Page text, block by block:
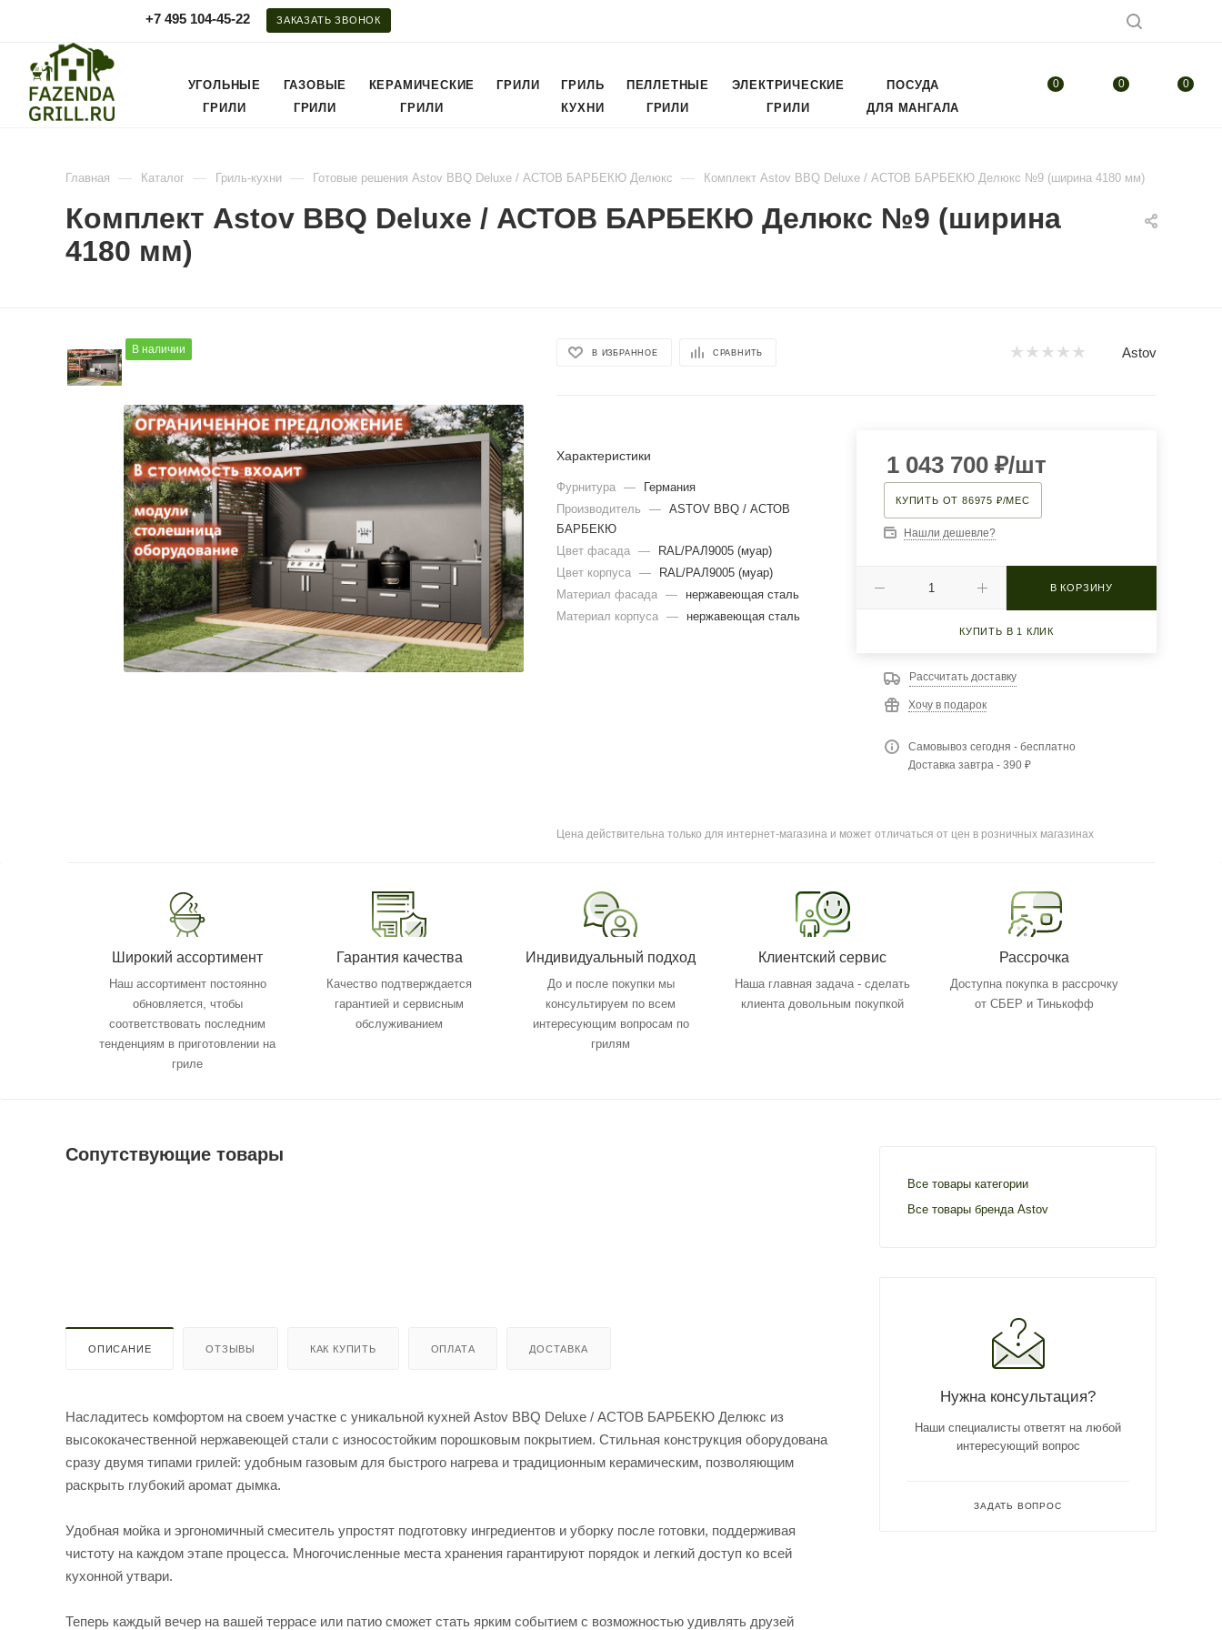
+7 495 104-45-22 ЗАКАЗАТЬ ЗВОНОК
0 0 0
УГОЛЬНЫЕ
ГРИЛИ
ГАЗОВЫЕ
ГРИЛИ
КЕРАМИЧЕСКИЕ
ГРИЛИ
ГРИЛИ
ГРИЛЬ
КУХНИ
ПЕЛЛЕТНЫЕ
ГРИЛИ
ЭЛЕКТРИЧЕСКИЕ
ГРИЛИ
ПОСУДА
ДЛЯ МАНГАЛА
Главная — Каталог — Гриль-кухни — Готовые решения Astov BBQ Deluxe / АСТОВ БАРБЕКЮ Делюкс — Комплект Astov BBQ Deluxe / АСТОВ БАРБЕКЮ Делюкс №9 (ширина 4180 мм)
Комплект Astov BBQ Deluxe / АСТОВ БАРБЕКЮ Делюкс №9 (ширина
4180 мм)
В наличии В ИЗБРАННОЕ СРАВНИТЬ Astov
Характеристики
Фурнитура —
Германия
Производитель
— ASTOV BBQ / АСТОВ
БАРБЕКЮ
Цвет фасада —
RAL/РАЛ9005 (муар)
Цвет корпуса —
RAL/РАЛ9005 (муар)
Материал фасада —
нержавеющая сталь
Материал корпуса — нержавеющая сталь
1 043 700 ₽/шт
КУПИТЬ ОТ 86975 ₽/МЕС
Нашли дешевле?
В КОРЗИНУ
КУПИТЬ В 1 КЛИК
Рассчитать доставку
Хочу в подарок
Самовывоз сегодня - бесплатно
Доставка завтра - 390 ₽
Цена действительна только для интернет-магазина и может отличаться от цен в розничных магазинах
Широкий ассортимент
Наш ассортимент постоянно
обновляется, чтобы
соответствовать последним
тенденциям в приготовлении на
гриле
Гарантия качества
Качество подтверждается
гарантией и сервисным
обслуживанием
Индивидуальный подход
До и после покупки мы
консультируем по всем
интересующим вопросам по
грилям
Клиентский сервис
Наша главная задача - сделать
клиента довольным покупкой
Рассрочка
Доступна покупка в рассрочку
от СБЕР и Тинькофф
Сопутствующие товары
ОПИСАНИЕ ОТЗЫВЫ КАК КУПИТЬ ОПЛАТА ДОСТАВКА
Насладитесь комфортом на своем участке с уникальной кухней Astov BBQ Deluxe / АСТОВ БАРБЕКЮ Делюкс из
высококачественной нержавеющей стали с износостойким порошковым покрытием. Стильная конструкция оборудована
сразу двумя типами грилей: удобным газовым для быстрого нагрева и традиционным керамическим, позволяющим
раскрыть глубокий аромат дымка.
Удобная мойка и эргономичный смеситель упростят подготовку ингредиентов и уборку после готовки, поддерживая
чистоту на каждом этапе процесса. Многочисленные места хранения гарантируют порядок и легкий доступ ко всей
кухонной утвари.
Теперь каждый вечер на вашей террасе или патио сможет стать ярким событием с возможностью удивлять друзей
Все товары категории
Все товары бренда Astov
Нужна консультация?
Наши специалисты ответят на любой
интересующий вопрос
ЗАДАТЬ ВОПРОС